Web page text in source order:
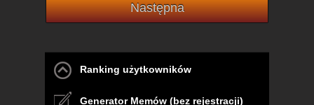
Następna
Ranking użytkowników
Generator Memów (bez rejestracji)